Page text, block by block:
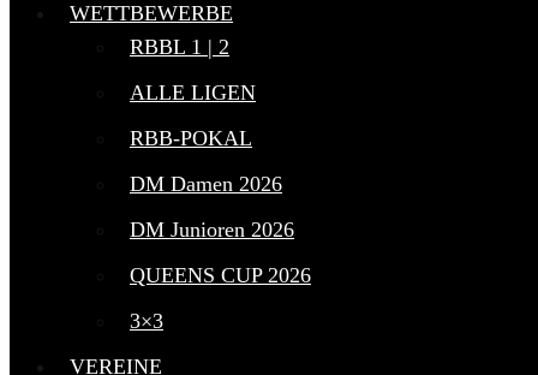
WETTBEWERBE
RBBL 1 | 2
ALLE LIGEN
RBB-POKAL
DM Damen 2026
DM Junioren 2026
QUEENS CUP 2026
3×3
VEREINE